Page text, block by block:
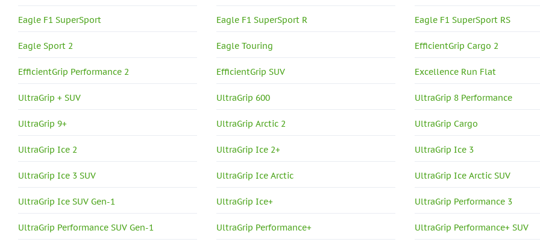
Eagle F1 SuperSport Eagle F1 SuperSport R Eagle F1 SuperSport RS
Eagle Sport 2 Eagle Touring EfficientGrip Cargo 2
EfficientGrip Performance 2 EfficientGrip SUV Excellence Run Flat
UltraGrip + SUV UltraGrip 600 UltraGrip 8 Performance
UltraGrip 9+ UltraGrip Arctic 2 UltraGrip Cargo
UltraGrip Ice 2 UltraGrip Ice 2+ UltraGrip Ice 3
UltraGrip Ice 3 SUV UltraGrip Ice Arctic UltraGrip Ice Arctic SUV
UltraGrip Ice SUV Gen-1 UltraGrip Ice+ UltraGrip Performance 3
UltraGrip Performance SUV Gen-1 UltraGrip Performance+ UltraGrip Performance+ SUV